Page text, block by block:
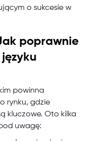
o sukcesie w
poprawnie
powinna
rynku, gdzie
kluczowe. Oto kilka
uwagę: